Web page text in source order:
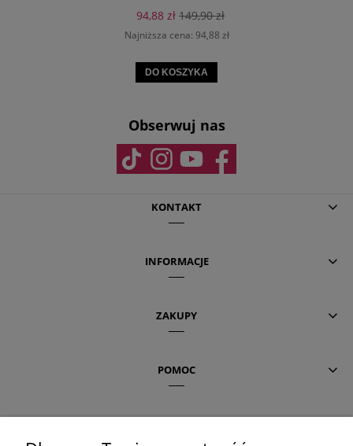
94,88 zł 149,90 zł
Najniższa cena: 94,88 zł
DO KOSZYKA
Obserwuj nas
KONTAKT
INFORMACJE
ZAKUPY
POMOC